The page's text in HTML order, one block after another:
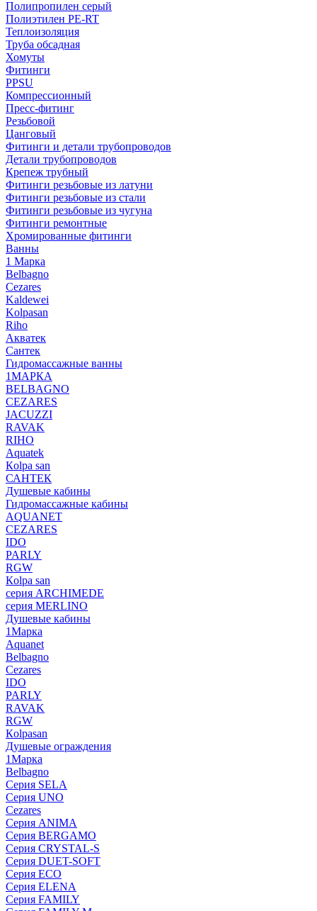
Полипропилен серый
Полиэтилен PE-RT
Теплоизоляция
Труба обсадная
Хомуты
Фитинги
PPSU
Компрессионный
Пресс-фитинг
Резьбовой
Цанговый
Фитинги и детали трубопроводов
Детали трубопроводов
Крепеж трубный
Фитинги резьбовые из латуни
Фитинги резьбовые из стали
Фитинги резьбовые из чугуна
Фитинги ремонтные
Хромированные фитинги
Ванны
1 Марка
Belbagno
Cezares
Kaldewei
Kolpasan
Riho
Акватек
Сантек
Гидромассажные ванны
1МАРКА
BELBAGNO
CEZARES
JACUZZI
RAVAK
RIHO
Аquatek
Кolpa san
САНТЕК
Душевые кабины
Гидромассажные кабины
AQUANET
CEZARES
IDO
PARLY
RGW
Кolpa san
серия ARCHIMEDE
серия MERLINO
Душевые кабины
1Марка
Aquanet
Belbagno
Cezares
IDO
PARLY
RAVAK
RGW
Кolpasan
Душевые ограждения
1Марка
Belbagno
Серия SELA
Серия UNO
Cezares
Серия ANIMA
Серия BERGAMO
Серия CRYSTAL-S
Серия DUET-SOFT
Серия ECO
Серия ELENA
Серия FAMILY